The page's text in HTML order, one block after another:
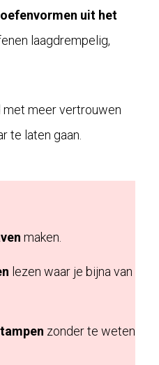
uit het
laagdrempelig,
met meer vertrouwen
te laten gaan.
maken.
lezen waar je bijna van
zonder te weten